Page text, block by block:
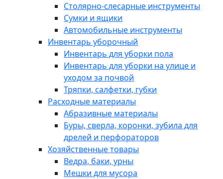
Столярно-слесарные инструменты
Сумки и ящики
Автомобильные инструменты
Инвентарь уборочный
Инвентарь для уборки пола
Инвентарь для уборки на улице и
уходом за почвой
Тряпки, салфетки, губки
Расходные материалы
Абразивные материалы
Буры, сверла, коронки, зубила для
дрелей и перфораторов
Хозяйственные товары
Ведра, баки, урны
Мешки для мусора